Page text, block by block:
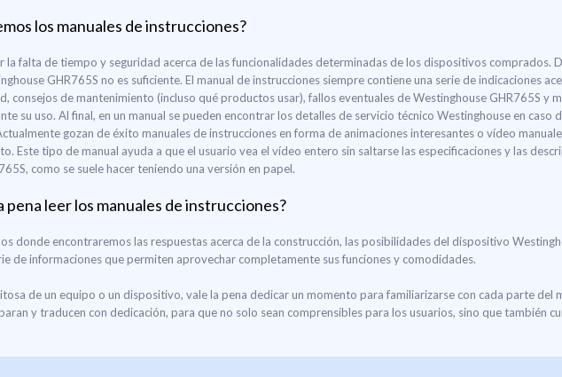
los manuales de instrucciones?
la falta de tiempo y seguridad acerca de las funcionalidades determinadas de los dispositivos comprados.
GHR765S no es suficiente. El manual de instrucciones siempre contiene una serie de indicaciones
consejos de mantenimiento (incluso qué productos usar), fallos eventuales de Westinghouse GHR765S y
su uso. Al final, en un manual se pueden encontrar los detalles de servicio técnico Westinghouse en caso
gozan de éxito manuales de instrucciones en forma de animaciones interesantes o vídeo
Este tipo de manual ayuda a que el usuario vea el vídeo entero sin saltarse las especificaciones y las
como se suele hacer teniendo una versión en papel.
pena leer los manuales de instrucciones?
donde encontraremos las respuestas acerca de la construcción, las posibilidades del dispositivo
de informaciones que permiten aprovechar completamente sus funciones y comodidades.
de un equipo o un dispositivo, vale la pena dedicar un momento para familiarizarse con cada parte del
y traducen con dedicación, para que no solo sean comprensibles para los usuarios, sino que también